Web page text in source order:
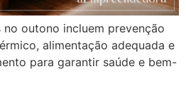
outono incluem prevenção
alimentação adequada e
para garantir saúde e bem-